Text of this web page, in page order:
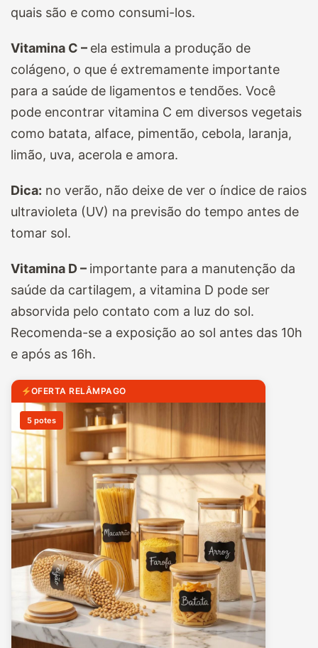
quais são e como consumi-los.
Vitamina C – ela estimula a produção de
colágeno, o que é extremamente importante
para a saúde de ligamentos e tendões. Você
pode encontrar vitamina C em diversos vegetais
como batata, alface, pimentão, cebola, laranja,
limão, uva, acerola e amora.
Dica: no verão, não deixe de ver o índice de raios
ultravioleta (UV) na previsão do tempo antes de
tomar sol.
Vitamina D – importante para a manutenção da
saúde da cartilagem, a vitamina D pode ser
absorvida pelo contato com a luz do sol.
Recomenda-se a exposição ao sol antes das 10h
e após as 16h.
OFERTA RELÂMPAGO
5 potes